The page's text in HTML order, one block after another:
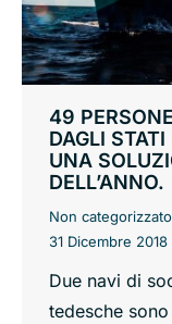
49
DAGLI
UNA
DELL’ANNO.
Non categorizzato
31 Dicembre 2018
Due navi di
tedesche